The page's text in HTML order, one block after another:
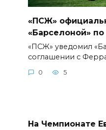
«ПСЖ»
«Барселоной»
«ПСЖ» уведомил
соглашении с
0 5
На Чемпионате